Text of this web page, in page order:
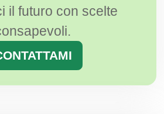
il futuro con scelte